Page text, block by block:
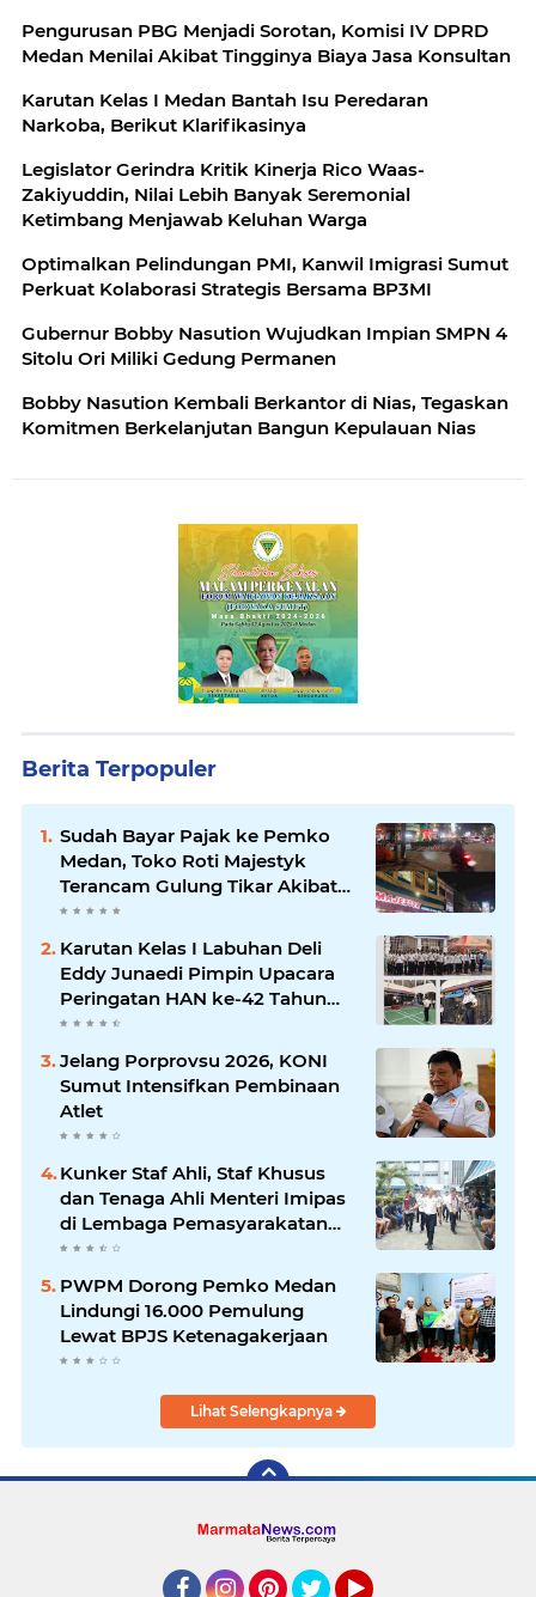
Pengurusan PBG Menjadi Sorotan, Komisi IV DPRD
Medan Menilai Akibat Tingginya Biaya Jasa Konsultan
Karutan Kelas I Medan Bantah Isu Peredaran
Narkoba, Berikut Klarifikasinya
Legislator Gerindra Kritik Kinerja Rico Waas-
Zakiyuddin, Nilai Lebih Banyak Seremonial
Ketimbang Menjawab Keluhan Warga
Optimalkan Pelindungan PMI, Kanwil Imigrasi Sumut
Perkuat Kolaborasi Strategis Bersama BP3MI
Gubernur Bobby Nasution Wujudkan Impian SMPN 4
Sitolu Ori Miliki Gedung Permanen
Bobby Nasution Kembali Berkantor di Nias, Tegaskan
Komitmen Berkelanjutan Bangun Kepulauan Nias
Berita Terpopuler
Sudah Bayar Pajak ke Pemko
Medan, Toko Roti Majestyk
Terancam Gulung Tikar Akibat
Akses Jalan Ditutup Pedagang
Angkringan
Karutan Kelas I Labuhan Deli
Eddy Junaedi Pimpin Upacara
Peringatan HAN ke-42 Tahun
2026
Jelang Porprovsu 2026, KONI
Sumut Intensifkan Pembinaan
Atlet
Kunker Staf Ahli, Staf Khusus
dan Tenaga Ahli Menteri Imipas
di Lembaga Pemasyarakatan
Kelas I Medan: Pelayanan Prima
Dipastikan Berjalan Optimal
PWPM Dorong Pemko Medan
Lindungi 16.000 Pemulung
Lewat BPJS Ketenagakerjaan
Lihat Selengkapnya